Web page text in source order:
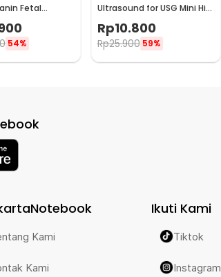
Fetal
2.5MHz -
54%
Ultrasound for USG Mini Hifu
IPL Transparant 250ml -
UG-101
Rp10.800
Rp25.900 59%
Kami
Kami
Ikuti Kami
Tiktok
Instagram